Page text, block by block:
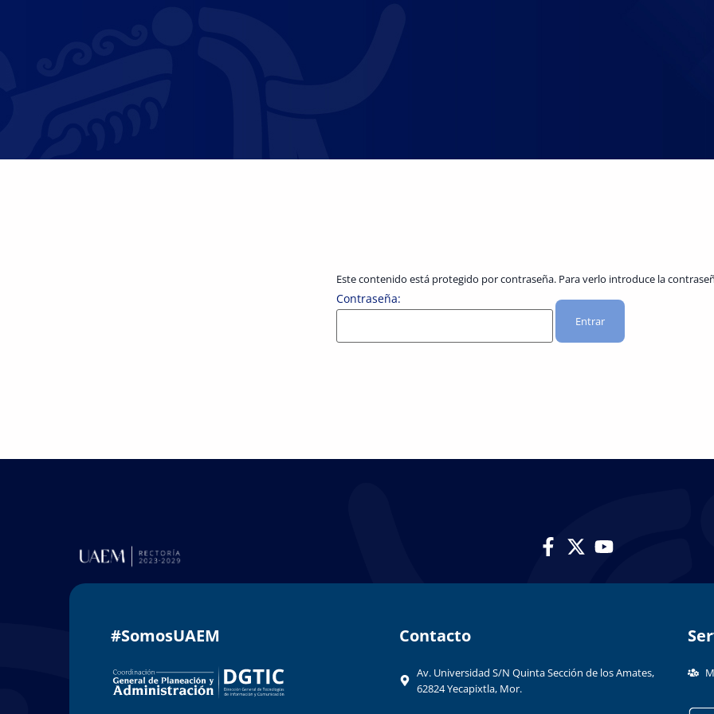
Este contenido está protegido por contraseña. Para verlo introduce la
Contraseña:
#SomosUAEM Contacto​
Av. Universidad S/N Quinta Sección de los Amates,
62824 Yecapixtla, Mor.